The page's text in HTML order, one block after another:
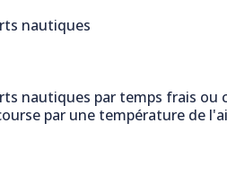
nautiques
nautiques par temps frais ou
par une température de